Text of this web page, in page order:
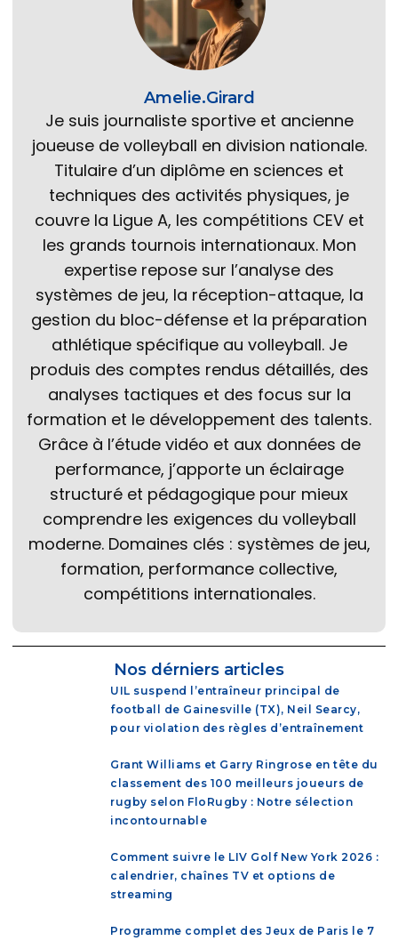
Amelie.Girard
Je suis journaliste sportive et ancienne
joueuse de volleyball en division nationale.
Titulaire d’un diplôme en sciences et
techniques des activités physiques, je
couvre la Ligue A, les compétitions CEV et
les grands tournois internationaux. Mon
expertise repose sur l’analyse des
systèmes de jeu, la réception-attaque, la
gestion du bloc-défense et la préparation
athlétique spécifique au volleyball. Je
produis des comptes rendus détaillés, des
analyses tactiques et des focus sur la
formation et le développement des talents.
Grâce à l’étude vidéo et aux données de
performance, j’apporte un éclairage
structuré et pédagogique pour mieux
comprendre les exigences du volleyball
moderne. Domaines clés : systèmes de jeu,
formation, performance collective,
compétitions internationales.
Nos dérniers articles
UIL suspend l’entraîneur principal de
football de Gainesville (TX), Neil Searcy,
pour violation des règles d’entraînement
Grant Williams et Garry Ringrose en tête du
classement des 100 meilleurs joueurs de
rugby selon FloRugby : Notre sélection
incontournable
Comment suivre le LIV Golf New York 2026 :
calendrier, chaînes TV et options de
streaming
Programme complet des Jeux de Paris le 7